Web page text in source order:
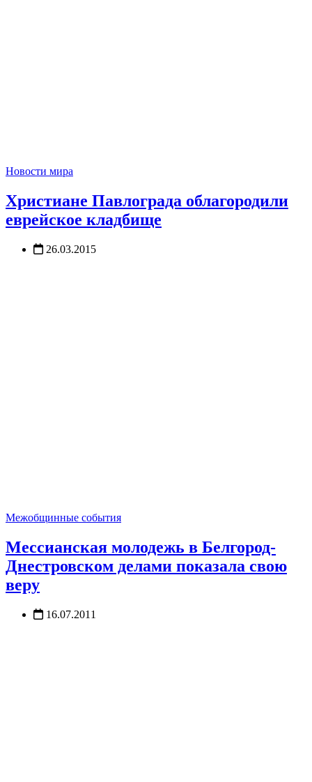
Новости мира
Христиане Павлограда облагородили
еврейское кладбище
26.03.2015
Межобщинные события
Мессианская молодежь в Белгород-
Днестровском делами показала свою
веру
16.07.2011